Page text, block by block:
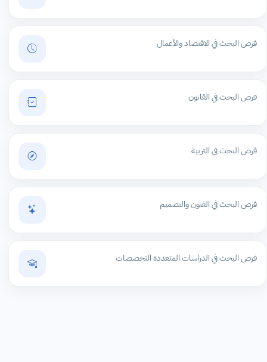
فرص البحث في الاقتصاد والأعمال
فرص البحث في القانون
فرص البحث في التربية
فرص البحث في الفنون والتصميم
فرص البحث في الدراسات المتعددة التخصصات